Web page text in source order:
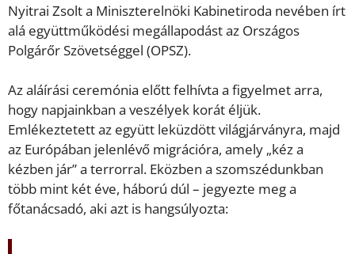
Nyitrai Zsolt a Miniszterelnöki Kabinetiroda nevében írt
alá együttműködési megállapodást az Országos
Polgárőr Szövetséggel (OPSZ).
Az aláírási ceremónia előtt felhívta a figyelmet arra,
hogy napjainkban a veszélyek korát éljük.
Emlékeztetett az együtt leküzdött világjárványra, majd
az Európában jelenlévő migrációra, amely „kéz a
kézben jár” a terrorral. Eközben a szomszédunkban
több mint két éve, háború dúl – jegyezte meg a
főtanácsadó, aki azt is hangsúlyozta: